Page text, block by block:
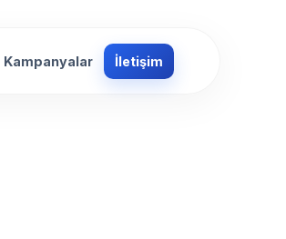
Kampanyalar İletişim